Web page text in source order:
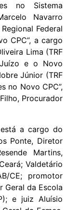
no Sistema
Navarro
Federal
CPC”, a cargo
Lima (TRF
e o Novo
Júnior (TRF
no Novo CPC”,
Procurador
a cargo do
Ponte, Diretor
Martins,
Valdetário
CE; promotor
Geral da Escola
e juiz Aluísio